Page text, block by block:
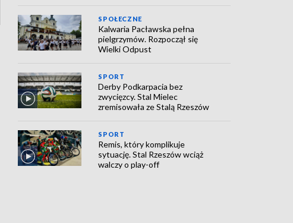
SPOŁECZNE
Kalwaria Pacławska pełna
pielgrzymów. Rozpoczął się
Wielki Odpust
SPORT
Derby Podkarpacia bez
zwycięzcy. Stal Mielec
zremisowała ze Stalą Rzeszów
SPORT
Remis, który komplikuje
sytuację. Stal Rzeszów wciąż
walczy o play-off